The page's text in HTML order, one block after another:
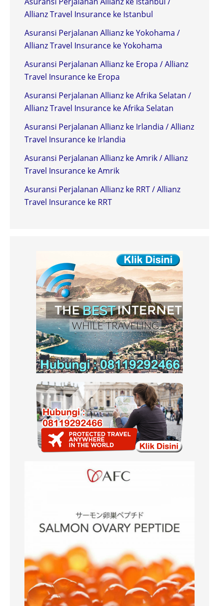
Allianz Travel Insurance ke Istanbul
Asuransi Perjalanan Allianz ke Yokohama /
Allianz Travel Insurance ke Yokohama
Asuransi Perjalanan Allianz ke Eropa / Allianz
Travel Insurance ke Eropa
Asuransi Perjalanan Allianz ke Afrika Selatan /
Allianz Travel Insurance ke Afrika Selatan
Asuransi Perjalanan Allianz ke Irlandia / Allianz
Travel Insurance ke Irlandia
Asuransi Perjalanan Allianz ke Amrik / Allianz
Travel Insurance ke Amrik
Asuransi Perjalanan Allianz ke RRT / Allianz
Travel Insurance ke RRT